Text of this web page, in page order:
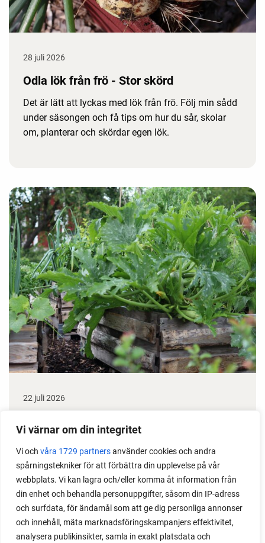
Vi värnar om din integritet
Vi och våra 1729 partnersanvänder cookies och andra
spårningstekniker för att förbättra din upplevelse på vår
webbplats. Vi kan lagra och/eller komma åt information från
din enhet och behandla personuppgifter, såsom din IP-adress
och surfdata, för ändamål som att ge dig personliga annonser
och innehåll, mäta marknadsföringskampanjers effektivitet,
analysera publikinsikter, samla in exakt platsdata och
28 juli 2026
Odla lök från frö - Stor skörd
Det är lätt att lyckas med lök från frö. Följ min sådd
under säsongen och få tips om hur du sår, skolar
om, planterar och skördar egen lök.
22 juli 2026
växter i en pallkrage tillsammans med andra växter.
Perfekt om du vill odla mycket i på liten yta.